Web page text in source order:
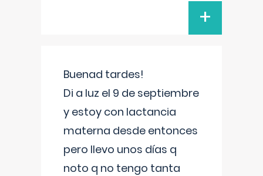
+
Buenad tardes!
Di a luz el 9 de septiembre
y estoy con lactancia
materna desde entonces
pero llevo unos días q
noto q no tengo tanta